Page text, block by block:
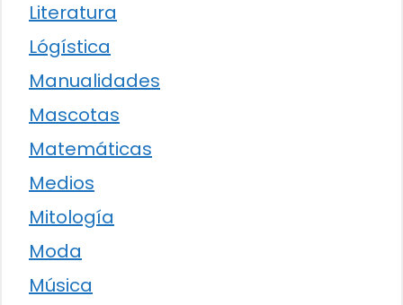
Literatura
Lógística
Manualidades
Mascotas
Matemáticas
Medios
Mitología
Moda
Música